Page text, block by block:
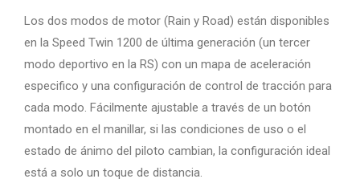
Los dos modos de motor (Rain y Road) están disponibles
en la Speed Twin 1200 de última generación (un tercer
modo deportivo en la RS) con un mapa de aceleración
especifico y una configuración de control de tracción para
cada modo. Fácilmente ajustable a través de un botón
montado en el manillar, si las condiciones de uso o el
estado de ánimo del piloto cambian, la configuración ideal
está a solo un toque de distancia.